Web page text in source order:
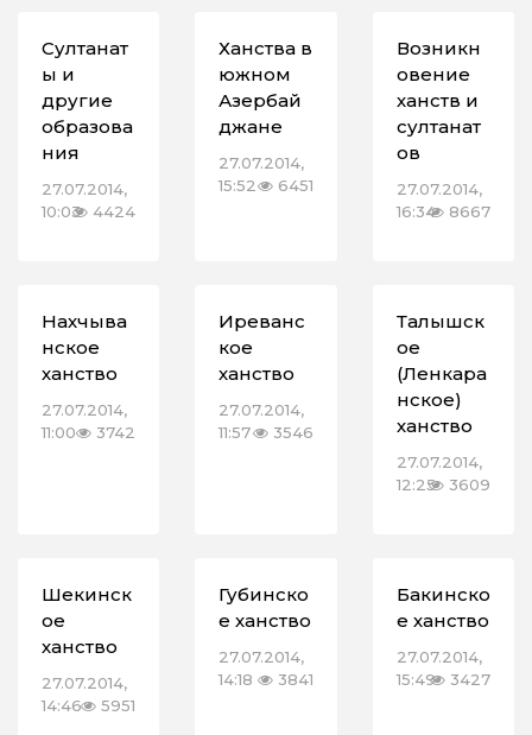
Султанат
ы и
другие
образова
ния
27.07.2014,
10:03
4424
Ханства в
южном
Азербай
джане
27.07.2014,
15:52
6451
Возникн
овение
ханств и
султанат
ов
27.07.2014,
16:34 8667
Нахчыва
нское
ханство
27.07.2014,
11:00
3742
Иреванс
кое
ханство
27.07.2014,
11:57
3546
Талышск
ое
(Ленкара
нское)
ханство
27.07.2014,
12:25 3609
Шекинск
ое
ханство
27.07.2014,
14:46
5951
Губинско
е ханство
27.07.2014,
14:18
3841
Бакинско
е ханство
27.07.2014,
15:49 3427